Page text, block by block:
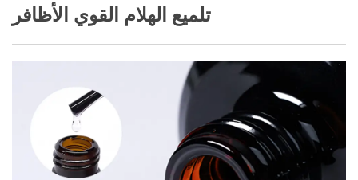
تلميع الهلام القوي الأظافر